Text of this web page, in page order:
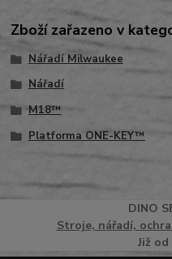
Zboží zařazeno v
Nářadí Milwaukee
Nářadí
M18™
Platforma ONE-KEY™
DINO
Stroje, nářadí,
Již